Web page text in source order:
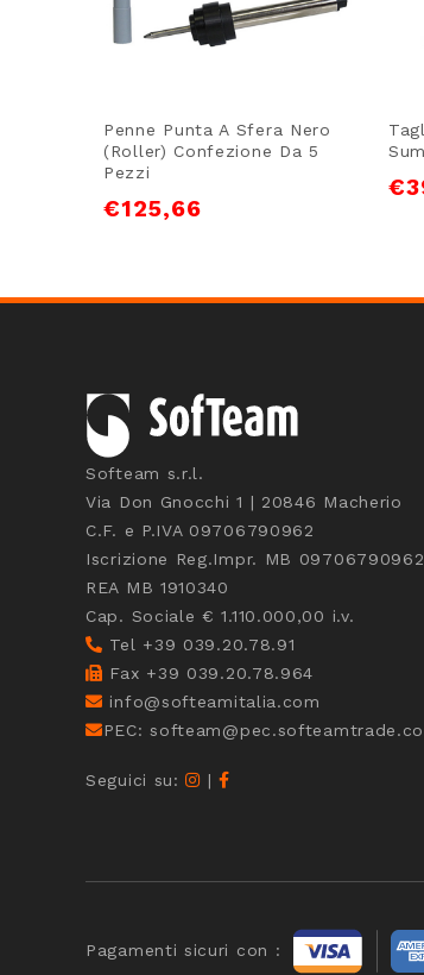
Penne Punta A Sfera Nero
(roller) Confezione Da 5
Pezzi
€125,66
€
Softeam s.r.l.
Via Don Gnocchi 1 | 20846 Macherio
C.F. e P.IVA 09706790962
Iscrizione Reg.Impr. MB 09706790962
REA MB 1910340
Cap. Sociale € 1.110.000,00 i.v.
Tel +39 039.20.78.91
Fax +39 039.20.78.964
info@softeamitalia.com
PEC:
Seguici su: |
Pagamenti sicuri con :